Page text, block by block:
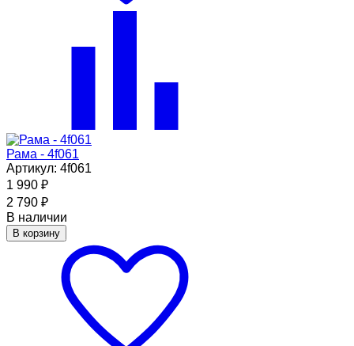
Рама - 4f061
Артикул: 4f061
1 990 ₽
2 790 ₽
В наличии
В корзину